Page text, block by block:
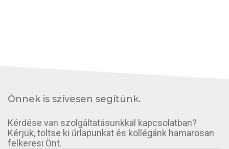
Önnek is szívesen segítünk.
Kérdése van szolgáltatásunkkal kapcsolatban?
Kérjük, töltse ki űrlapunkat és kollégánk hamarosan
felkeresi Önt.